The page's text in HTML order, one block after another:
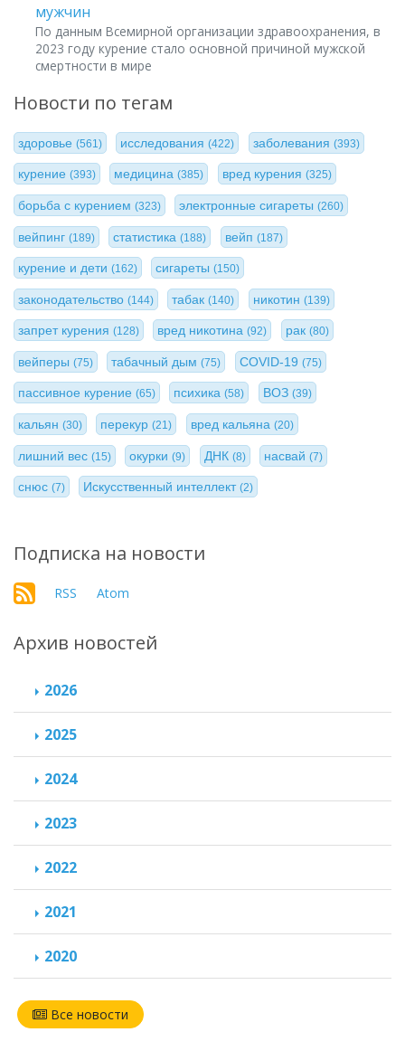
мужчин
По данным Всемирной организации здравоохранения, в
2023 году курение стало основной причиной мужской
смертности в мире
Новости по тегам
здоровье (561) исследования(422) заболевания (393)
курение (393) медицина(385) вред курения (325)
борьба с курением (323) электронные сигареты(260)
вейпинг (189) статистика(188) вейп (187)
курение и дети (162) сигареты(150)
законодательство (144) табак(140) никотин (139)
запрет курения (128) вред никотина(92) рак (80)
вейперы (75) табачный дым(75) COVID-19 (75)
пассивное курение (65) психика(58) ВОЗ (39)
кальян (30) перекур(21) вред кальяна (20)
лишний вес (15) окурки(9) ДНК (8) насвай(7)
снюс (7) Искусственный интеллект(2)
Подписка на новости
RSS Atom
Архив новостей
2026
2025
2024
2023
2022
2021
2020
Все новости